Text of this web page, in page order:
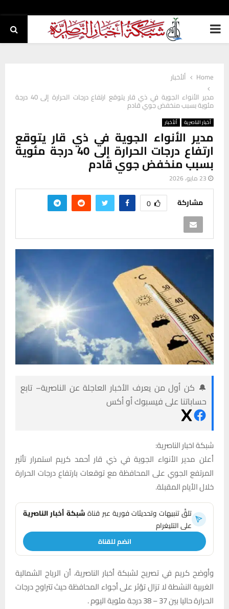
PRIMARY
Home
ألأخبار
مدير الأنواء الجوية في ذي قار يتوقع ارتفاع درجات الحرارة إلى 40 درجة
مئوية بسبب منخفض جوي قادم
أخبار الناصرية ألأخبار
مدير الأنواء الجوية في ذي قار يتوقع
ارتفاع درجات الحرارة إلى 40 درجة مئوية
بسبب منخفض جوي قادم
23 مايو، 2026
مشاركة 0
🔔 كن أول من يعرف الأخبار العاجلة عن الناصرية– تابع
حساباتنا على فيسبوك أو أكس
شبكة اخبار الناصرية:
أعلن مدير الأنواء الجوية في ذي قار أحمد كريم استمرار تأثير
المرتفع الجوي على المحافظة مع توقعات بارتفاع درجات الحرارة
خلال الأيام المقبلة.
تلقَّ تنبيهات وتحديثات فورية عبر قناةشبكة أخبار الناصرية
على التليغرام
انضم للقناة
وأوضح كريم في تصريح لشبكة أخبار الناصرية، أن الرياح الشمالية
الغربية النشطة لا تزال تؤثر على أجواء المحافظة حيث تتراوح درجات
الحرارة حاليا بين 37 – 38 درجة مئوية اليوم .